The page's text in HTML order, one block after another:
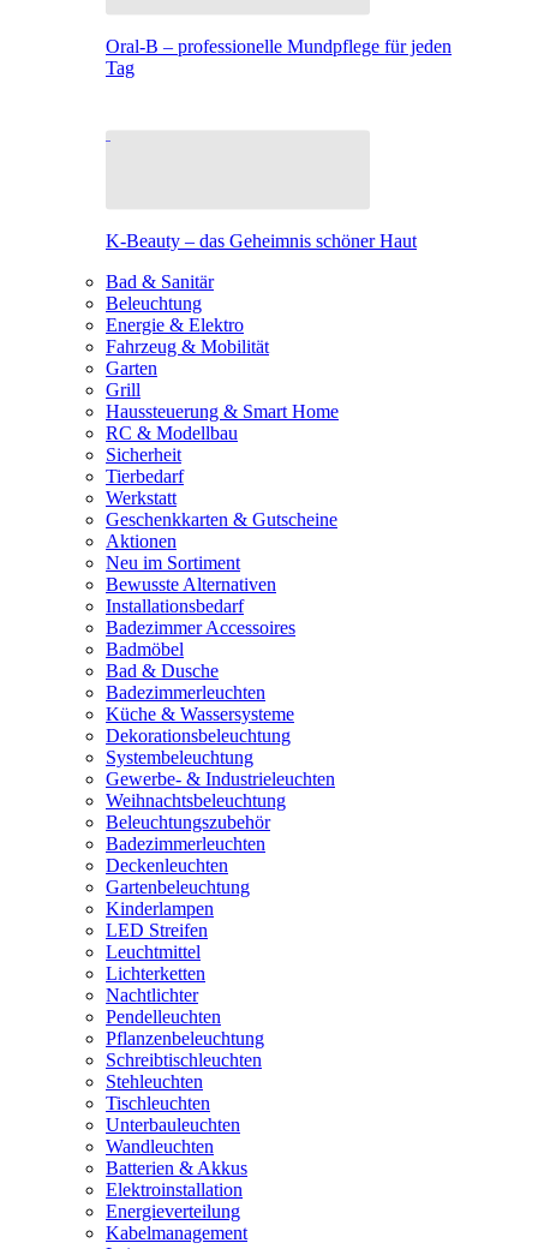
Oral-B – professionelle Mundpflege für jeden
Tag
K-Beauty – das Geheimnis schöner Haut
Bad & Sanitär
Beleuchtung
Energie & Elektro
Fahrzeug & Mobilität
Garten
Grill
Haussteuerung & Smart Home
RC & Modellbau
Sicherheit
Tierbedarf
Werkstatt
Geschenkkarten & Gutscheine
Aktionen
Neu im Sortiment
Bewusste Alternativen
Installationsbedarf
Badezimmer Accessoires
Badmöbel
Bad & Dusche
Badezimmerleuchten
Küche & Wassersysteme
Dekorationsbeleuchtung
Systembeleuchtung
Gewerbe- & Industrieleuchten
Weihnachtsbeleuchtung
Beleuchtungszubehör
Badezimmerleuchten
Deckenleuchten
Gartenbeleuchtung
Kinderlampen
LED Streifen
Leuchtmittel
Lichterketten
Nachtlichter
Pendelleuchten
Pflanzenbeleuchtung
Schreibtischleuchten
Stehleuchten
Tischleuchten
Unterbauleuchten
Wandleuchten
Batterien & Akkus
Elektroinstallation
Energieverteilung
Kabelmanagement